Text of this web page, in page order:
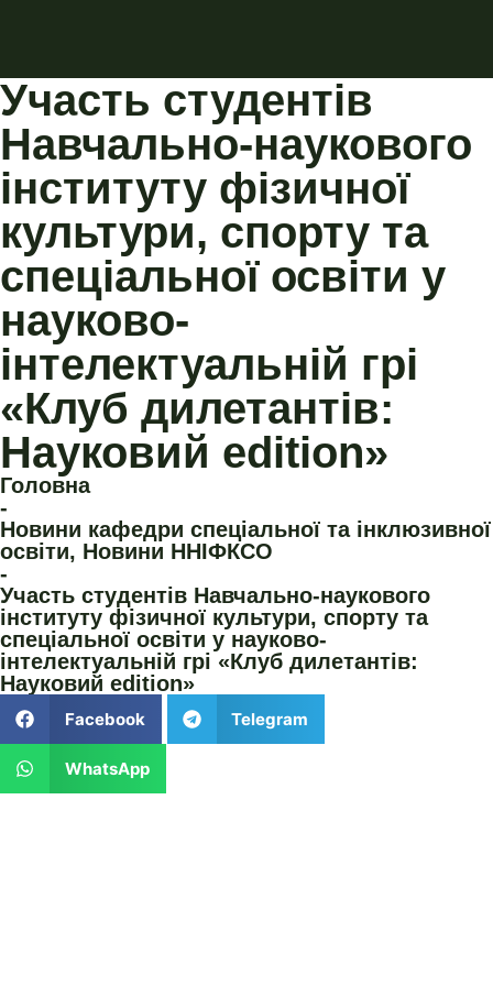
Участь студентів
Навчально-наукового
інституту фізичної
культури, спорту та
спеціальної освіти у
науково-
інтелектуальній грі
«Клуб дилетантів:
Науковий edition»
Головна
-
Новини кафедри спеціальної та інклюзивної
освіти, Новини ННІФКСО
-
Участь студентів Навчально-наукового
інституту фізичної культури, спорту та
спеціальної освіти у науково-
інтелектуальній грі «Клуб дилетантів:
Науковий edition»
Facebook Telegram
WhatsApp